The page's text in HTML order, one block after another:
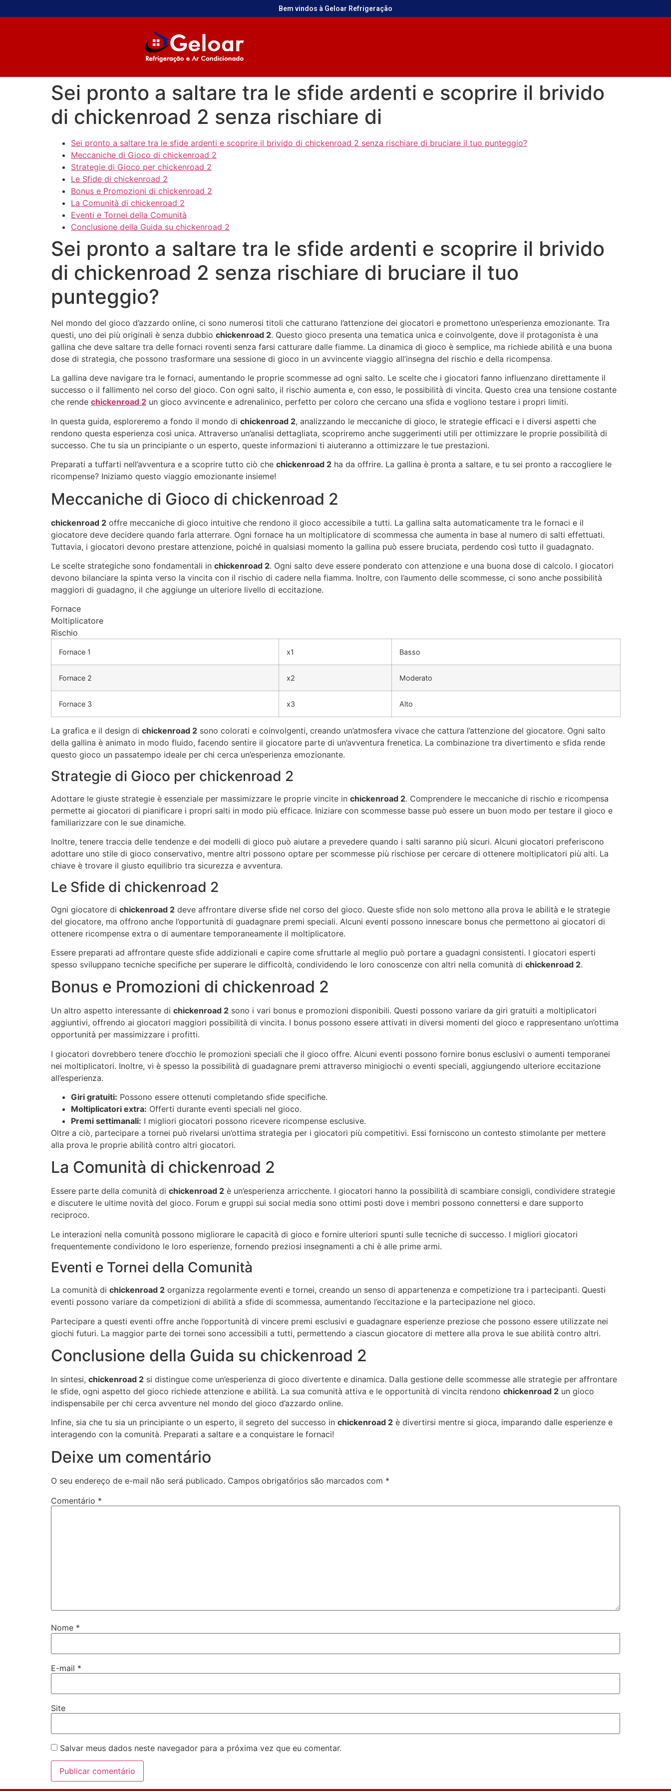
Bem vindos à Geloar Refrigeração
Sei pronto a saltare tra le sfide ardenti e scoprire il brivido
di chickenroad 2 senza rischiare di
Sei pronto a saltare tra le sfide ardenti e scoprire il brivido di chickenroad 2 senza rischiare di bruciare il tuo punteggio?
Meccaniche di Gioco di chickenroad 2
Strategie di Gioco per chickenroad 2
Le Sfide di chickenroad 2
Bonus e Promozioni di chickenroad 2
La Comunità di chickenroad 2
Eventi e Tornei della Comunità
Conclusione della Guida su chickenroad 2
Sei pronto a saltare tra le sfide ardenti e scoprire il brivido
di chickenroad 2 senza rischiare di bruciare il tuo
punteggio?
Nel mondo del gioco d’azzardo online, ci sono numerosi titoli che catturano l’attenzione dei giocatori e promettono un’esperienza emozionante. Tra
questi, uno dei più originali è senza dubbio chickenroad 2. Questo gioco presenta una tematica unica e coinvolgente, dove il protagonista è una
gallina che deve saltare tra delle fornaci roventi senza farsi catturare dalle fiamme. La dinamica di gioco è semplice, ma richiede abilità e una buona
dose di strategia, che possono trasformare una sessione di gioco in un avvincente viaggio all’insegna del rischio e della ricompensa.
La gallina deve navigare tra le fornaci, aumentando le proprie scommesse ad ogni salto. Le scelte che i giocatori fanno influenzano direttamente il
successo o il fallimento nel corso del gioco. Con ogni salto, il rischio aumenta e, con esso, le possibilità di vincita. Questo crea una tensione costante
che rende chickenroad 2 un gioco avvincente e adrenalinico, perfetto per coloro che cercano una sfida e vogliono testare i propri limiti.
In questa guida, esploreremo a fondo il mondo di chickenroad 2, analizzando le meccaniche di gioco, le strategie efficaci e i diversi aspetti che
rendono questa esperienza così unica. Attraverso un’analisi dettagliata, scopriremo anche suggerimenti utili per ottimizzare le proprie possibilità di
successo. Che tu sia un principiante o un esperto, queste informazioni ti aiuteranno a ottimizzare le tue prestazioni.
Preparati a tuffarti nell’avventura e a scoprire tutto ciò che chickenroad 2 ha da offrire. La gallina è pronta a saltare, e tu sei pronto a raccogliere le
ricompense? Iniziamo questo viaggio emozionante insieme!
Meccaniche di Gioco di chickenroad 2
chickenroad 2 offre meccaniche di gioco intuitive che rendono il gioco accessibile a tutti. La gallina salta automaticamente tra le fornaci e il
giocatore deve decidere quando farla atterrare. Ogni fornace ha un moltiplicatore di scommessa che aumenta in base al numero di salti effettuati.
Tuttavia, i giocatori devono prestare attenzione, poiché in qualsiasi momento la gallina può essere bruciata, perdendo così tutto il guadagnato.
Le scelte strategiche sono fondamentali in chickenroad 2. Ogni salto deve essere ponderato con attenzione e una buona dose di calcolo. I giocatori
devono bilanciare la spinta verso la vincita con il rischio di cadere nella fiamma. Inoltre, con l’aumento delle scommesse, ci sono anche possibilità
maggiori di guadagno, il che aggiunge un ulteriore livello di eccitazione.
Fornace
Moltiplicatore
Rischio
Fornace 1 x1 Basso
Fornace 2 x2 Moderato
Fornace 3 x3 Alto
La grafica e il design di chickenroad 2 sono colorati e coinvolgenti, creando un’atmosfera vivace che cattura l’attenzione del giocatore. Ogni salto
della gallina è animato in modo fluido, facendo sentire il giocatore parte di un’avventura frenetica. La combinazione tra divertimento e sfida rende
questo gioco un passatempo ideale per chi cerca un’esperienza emozionante.
Strategie di Gioco per chickenroad 2
Adottare le giuste strategie è essenziale per massimizzare le proprie vincite in chickenroad 2. Comprendere le meccaniche di rischio e ricompensa
permette ai giocatori di pianificare i propri salti in modo più efficace. Iniziare con scommesse basse può essere un buon modo per testare il gioco e
familiarizzare con le sue dinamiche.
Inoltre, tenere traccia delle tendenze e dei modelli di gioco può aiutare a prevedere quando i salti saranno più sicuri. Alcuni giocatori preferiscono
adottare uno stile di gioco conservativo, mentre altri possono optare per scommesse più rischiose per cercare di ottenere moltiplicatori più alti. La
chiave è trovare il giusto equilibrio tra sicurezza e avventura.
Le Sfide di chickenroad 2
Ogni giocatore di chickenroad 2 deve affrontare diverse sfide nel corso del gioco. Queste sfide non solo mettono alla prova le abilità e le strategie
del giocatore, ma offrono anche l’opportunità di guadagnare premi speciali. Alcuni eventi possono innescare bonus che permettono ai giocatori di
ottenere ricompense extra o di aumentare temporaneamente il moltiplicatore.
Essere preparati ad affrontare queste sfide addizionali e capire come sfruttarle al meglio può portare a guadagni consistenti. I giocatori esperti
spesso sviluppano tecniche specifiche per superare le difficoltà, condividendo le loro conoscenze con altri nella comunità di chickenroad 2.
Bonus e Promozioni di chickenroad 2
Un altro aspetto interessante di chickenroad 2 sono i vari bonus e promozioni disponibili. Questi possono variare da giri gratuiti a moltiplicatori
aggiuntivi, offrendo ai giocatori maggiori possibilità di vincita. I bonus possono essere attivati in diversi momenti del gioco e rappresentano un’ottima
opportunità per massimizzare i profitti.
I giocatori dovrebbero tenere d’occhio le promozioni speciali che il gioco offre. Alcuni eventi possono fornire bonus esclusivi o aumenti temporanei
nei moltiplicatori. Inoltre, vi è spesso la possibilità di guadagnare premi attraverso minigiochi o eventi speciali, aggiungendo ulteriore eccitazione
all’esperienza.
Giri gratuiti: Possono essere ottenuti completando sfide specifiche.
Moltiplicatori extra: Offerti durante eventi speciali nel gioco.
Premi settimanali: I migliori giocatori possono ricevere ricompense esclusive.
Oltre a ciò, partecipare a tornei può rivelarsi un’ottima strategia per i giocatori più competitivi. Essi forniscono un contesto stimolante per mettere
alla prova le proprie abilità contro altri giocatori.
La Comunità di chickenroad 2
Essere parte della comunità di chickenroad 2 è un’esperienza arricchente. I giocatori hanno la possibilità di scambiare consigli, condividere strategie
e discutere le ultime novità del gioco. Forum e gruppi sui social media sono ottimi posti dove i membri possono connettersi e dare supporto
reciproco.
Le interazioni nella comunità possono migliorare le capacità di gioco e fornire ulteriori spunti sulle tecniche di successo. I migliori giocatori
frequentemente condividono le loro esperienze, fornendo preziosi insegnamenti a chi è alle prime armi.
Eventi e Tornei della Comunità
La comunità di chickenroad 2 organizza regolarmente eventi e tornei, creando un senso di appartenenza e competizione tra i partecipanti. Questi
eventi possono variare da competizioni di abilità a sfide di scommessa, aumentando l’eccitazione e la partecipazione nel gioco.
Partecipare a questi eventi offre anche l’opportunità di vincere premi esclusivi e guadagnare esperienze preziose che possono essere utilizzate nei
giochi futuri. La maggior parte dei tornei sono accessibili a tutti, permettendo a ciascun giocatore di mettere alla prova le sue abilità contro altri.
Conclusione della Guida su chickenroad 2
In sintesi, chickenroad 2 si distingue come un’esperienza di gioco divertente e dinamica. Dalla gestione delle scommesse alle strategie per affrontare
le sfide, ogni aspetto del gioco richiede attenzione e abilità. La sua comunità attiva e le opportunità di vincita rendono chickenroad 2 un gioco
indispensabile per chi cerca avventure nel mondo del gioco d’azzardo online.
Infine, sia che tu sia un principiante o un esperto, il segreto del successo in chickenroad 2 è divertirsi mentre si gioca, imparando dalle esperienze e
interagendo con la comunità. Preparati a saltare e a conquistare le fornaci!
Deixe um comentário
O seu endereço de e-mail não será publicado. Campos obrigatórios são marcados com *
Comentário *
Nome *
E-mail *
Site
Salvar meus dados neste navegador para a próxima vez que eu comentar.